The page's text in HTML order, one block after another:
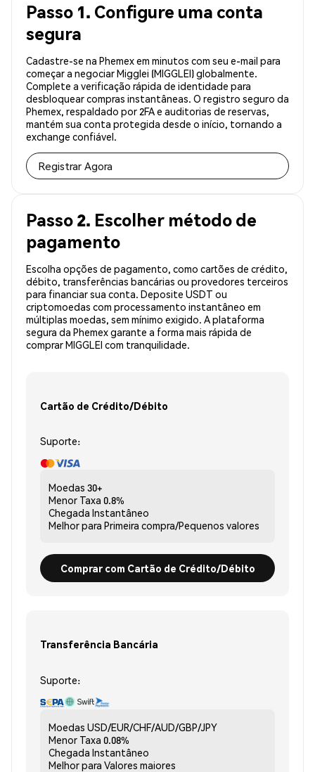
Passo 1. Configure uma conta
segura
Cadastre-se na Phemex em minutos com seu e-mail para
começar a negociar Migglei (MIGGLEI) globalmente.
Complete a verificação rápida de identidade para
desbloquear compras instantâneas. O registro seguro da
Phemex, respaldado por 2FA e auditorias de reservas,
mantém sua conta protegida desde o início, tornando a
exchange confiável.
Registrar Agora
Passo 2. Escolher método de
pagamento
Escolha opções de pagamento, como cartões de crédito,
débito, transferências bancárias ou provedores terceiros
para financiar sua conta. Deposite USDT ou
criptomoedas com processamento instantâneo em
múltiplas moedas, sem mínimo exigido. A plataforma
segura da Phemex garante a forma mais rápida de
comprar MIGGLEI com tranquilidade.
Cartão de Crédito/Débito
Suporte:
Moedas 30+
Menor Taxa 0.8%
Chegada Instantâneo
Melhor para Primeira compra/Pequenos valores
Comprar com Cartão de Crédito/Débito
Transferência Bancária
Suporte:
Moedas USD/EUR/CHF/AUD/GBP/JPY
Menor Taxa 0.08%
Chegada Instantâneo
Melhor para Valores maiores